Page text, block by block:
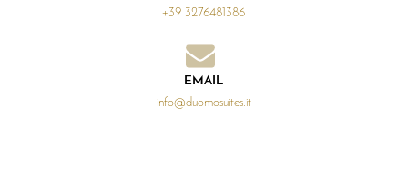
+39 3276481386
EMAIL
info@duomosuites.it